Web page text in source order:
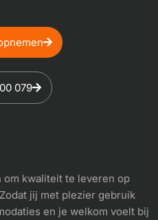
079
om kwaliteit te leveren op
jij met plezier gebruik
en je welkom voelt bij